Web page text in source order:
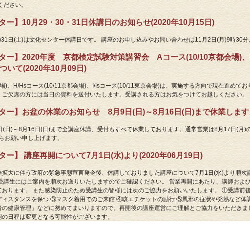
さい。
ー】10月29・30・31日休講日のお知らせ(2020年10月15日)
日(土)は文化センター休講日です。 講座のお申し込みやお問い合わせは11月2日(月)9時30分
ター】2020年度 京都検定試験対策講習会 Aコース(10/10京都会場)
いて(2020年10月09日)
)、H/Hsコース(10/11京都会場)、I/Isコース(10/11東京会場)は、実施する方向で現在進めて
欠席の方には当日の資料を送付いたします。受講される方はお気をつけてお越しください。
ター】お盆の休業のお知らせ 8月9日(日)～8月16日(日)まで休業しま
(日)～8月16日(日)まで全講座休講、受付もすべて休業しております。通常営業は8月17日(月
お願い申し上げます。
ー】 講座再開について7月1日(水)より(2020年06月19日)
拡大に伴う政府の緊急事態宣言発令後、休講しておりました講座について7月1日(水)より順
講生にはご案内を順次お送りいたしますのでご確認ください。 営業再開にあたり、講師およ
おります。 また感染防止のため受講生の皆様には次のご協力をお願いいたします。 ①受講
ィスタンスを保つ ③マスク着用でのご来館 ④咳エチケットの励行 ⑤風邪の症状や発熱など体
健康管理」などに努めてまいりますので、再開後の講座運営にご理解とご協力をいただき
日程は変更となる可能性がございます。